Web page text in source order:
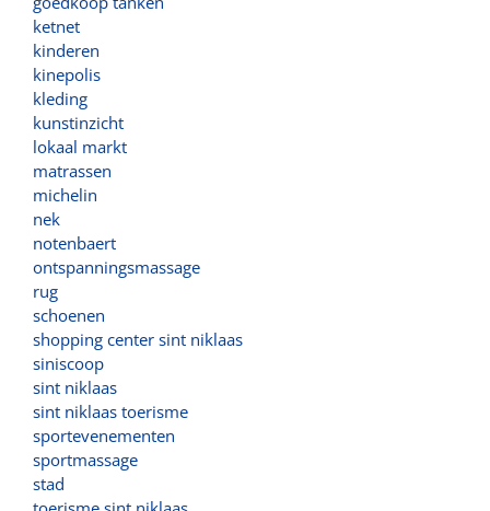
ketnet
kinderen
kinepolis
kleding
kunstinzicht
lokaal markt
matrassen
michelin
nek
notenbaert
ontspanningsmassage
rug
schoenen
shopping center sint niklaas
siniscoop
sint niklaas
sint niklaas toerisme
sportevenementen
sportmassage
stad